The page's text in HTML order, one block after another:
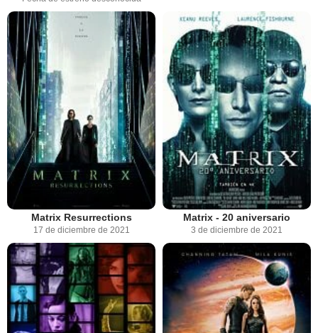
Matrix Resurrections
17 de diciembre de 2021
Matrix - 20 aniversario
3 de diciembre de 2021